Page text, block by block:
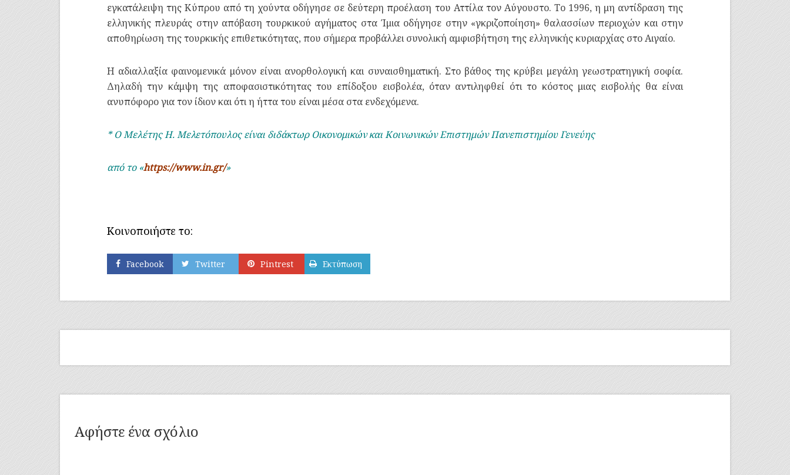
εγκατάλειψη της Κύπρου από τη χούντα οδήγησε σε δεύτερη προέλαση του Αττίλα τον Αύγουστο. Το 1996, η μη αντίδραση της
ελληνικής πλευράς στην απόβαση τουρκικού αγήματος στα Ίμια οδήγησε στην «γκριζοποίηση» θαλασσίων περιοχών και στην
αποθηρίωση της τουρκικής επιθετικότητας, που σήμερα προβάλλει συνολική αμφισβήτηση της ελληνικής κυριαρχίας στο Αιγαίο.
Η αδιαλλαξία φαινομενικά μόνον είναι ανορθολογική και συναισθηματική. Στο βάθος της κρύβει μεγάλη γεωστρατηγική σοφία.
Δηλαδή την κάμψη της αποφασιστικότητας του επίδοξου εισβολέα, όταν αντιληφθεί ότι το κόστος μιας εισβολής θα είναι
ανυπόφορο για τον ίδιον και ότι η ήττα του είναι μέσα στα ενδεχόμενα.
* Ο Μελέτης Η. Μελετόπουλος είναι διδάκτωρ Οικονομικών και Κοινωνικών Επιστημών Πανεπιστημίου Γενεύης
από το «https://www.in.gr/»
Κοινοποιήστε το:
Facebook Twitter Pintrest Εκτύπωση
Αφήστε ένα σχόλιο